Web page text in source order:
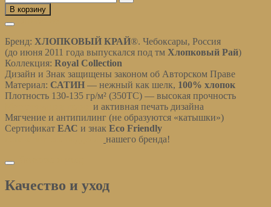
В корзину
Бренд: ХЛОПКОВЫЙ КРАЙ®. Чебоксары, Россия
(до июня 2011 года выпускался под тм Хлопковый Рай)
Коллекция: Royal Collection
Дизайн и Знак защищены законом об Авторском Праве
Материал: САТИН — нежный как шелк, 100% хлопок
Плотность 130-135 гр/м² (350ТС) — высокая прочность
и активная печать дизайна
Мягчение и антипилинг (не образуются «катышки»)
Сертификат ЕАС и знак Eco Friendly
нашего бренда!
Качество и уход